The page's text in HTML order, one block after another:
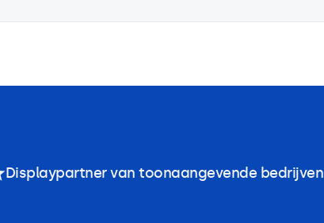
Displaypartner van toonaangevende bedrijven